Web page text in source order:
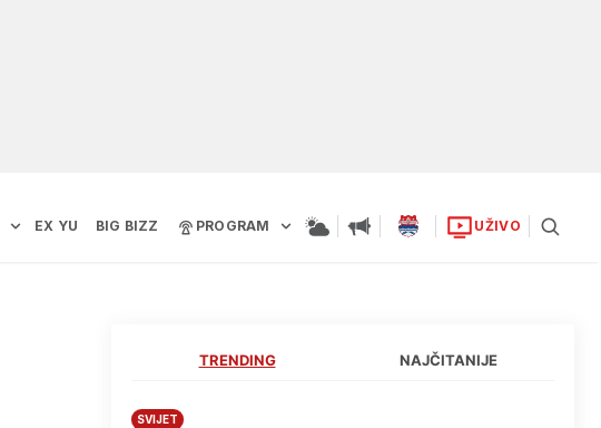
EX YU BIG BIZZ PROGRAM UŽIVO
TRENDING NAJČITANIJE
SVIJET